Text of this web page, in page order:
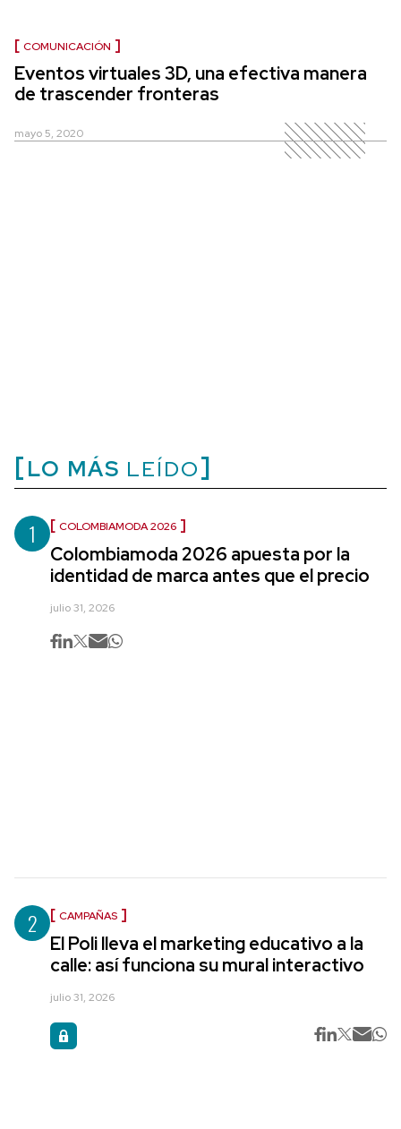
COMUNICACIÓN
Eventos virtuales 3D, una efectiva manera
de trascender fronteras
mayo 5, 2020
LO MÁS LEÍDO
1 COLOMBIAMODA 2026
Colombiamoda 2026 apuesta por la
identidad de marca antes que el precio
julio 31, 2026
2 CAMPAÑAS
El Poli lleva el marketing educativo a la
calle: así funciona su mural interactivo
julio 31, 2026